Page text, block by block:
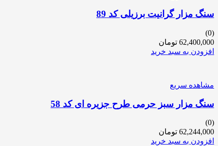
سنگ مزار گرانیت برزیلی کد 89
(0)
62,400,000 تومان
افزودن به سبد خرید
مشاهده سریع
سنگ مزار سبز حرمی طرح جزیره ای کد 58
(0)
62,244,000 تومان
افزودن به سبد خرید